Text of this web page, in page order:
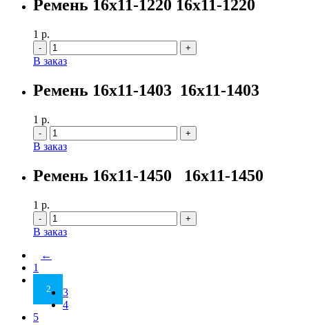
Ремень 16х11-1220 16х11-1220
1 р.
Количество
В заказ
Ремень 16х11-1403 16х11-1403
1 р.
Количество
В заказ
Ремень 16х11-1450 16х11-1450
1 р.
Количество
В заказ
←
1
2
3
4
5